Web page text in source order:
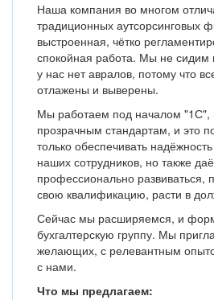
Наша компания во многом
традиционных аутсорсинговых
выстроенная, чётко
спокойная работа. Мы не сидим
у нас нет авралов, потому что
отлажены и выверены.
Мы работаем под началом "1С",
прозрачным стандартам, и это
только обеспечивать
наших сотрудников, но также
профессионально развиваться,
свою квалификацию, расти в
Сейчас мы расширяемся, и
бухгалтерскую группу. Мы
желающих, с релевантным
с нами.
Что мы предлагаем: